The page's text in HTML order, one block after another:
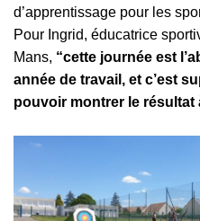
d’apprentissage pour les
Pour Ingrid, éducatrice
Mans, “cette journée est
année de travail, et c’est
pouvoir montrer le résultat